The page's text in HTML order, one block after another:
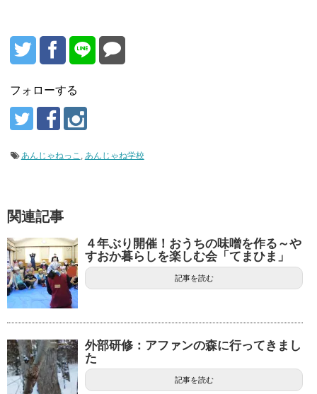
フォローする
あんじゃねっこ , あんじゃね学校
関連記事
４年ぶり開催！おうちの味噌を作る～や
すおか暮らしを楽しむ会「てまひま」
記事を読む
外部研修：アファンの森に行ってきまし
た
記事を読む